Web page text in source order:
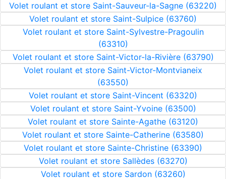
Volet roulant et store Saint-Sauveur-la-Sagne (63220)
Volet roulant et store Saint-Sulpice (63760)
Volet roulant et store Saint-Sylvestre-Pragoulin
(63310)
Volet roulant et store Saint-Victor-la-Rivière (63790)
Volet roulant et store Saint-Victor-Montvianeix
(63550)
Volet roulant et store Saint-Vincent (63320)
Volet roulant et store Saint-Yvoine (63500)
Volet roulant et store Sainte-Agathe (63120)
Volet roulant et store Sainte-Catherine (63580)
Volet roulant et store Sainte-Christine (63390)
Volet roulant et store Sallèdes (63270)
Volet roulant et store Sardon (63260)